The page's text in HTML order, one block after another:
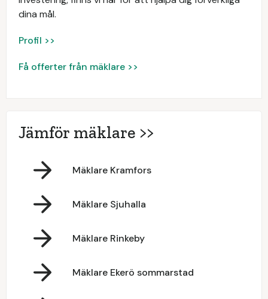
dina mål.
Profil >>
Få offerter från mäklare >>
Jämför mäklare >>
Mäklare Kramfors
Mäklare Sjuhalla
Mäklare Rinkeby
Mäklare Ekerö sommarstad